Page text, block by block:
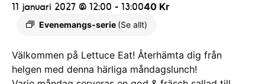
11 januari 2027 @ 12:00 - 13:00
Evenemangs-serie (Se allt)
40 Kr
Välkommen på Lettuce Eat! Återhämta dig från
helgen med denna härliga måndagslunch!